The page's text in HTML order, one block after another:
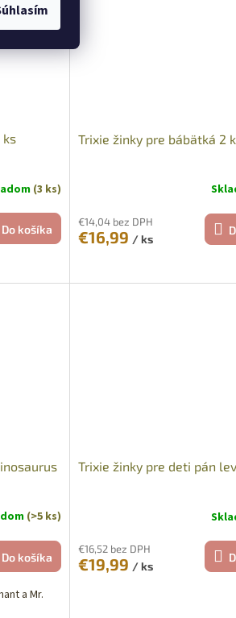
ks
(3 ks)
Do košíka
Trixie žinky pre bábätká 2
€14,04 bez DPH
€16,99 / ks
(>5 ks)
Do košíka
a Mr.
Trixie žinky pre deti pán
€16,52 bez DPH
€19,99 / ks